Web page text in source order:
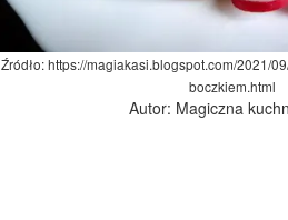
Źródło: https://magiakasi.blogspot.com/2021/
boczkiem.html
Autor: Magiczna